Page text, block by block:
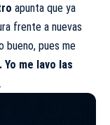
apunta que ya
frente a nuevas
bueno, pues me
Yo me lavo las